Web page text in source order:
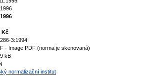
Kč
3:1994
- Image PDF (norma je skenovaná)
kB
normalizační institut